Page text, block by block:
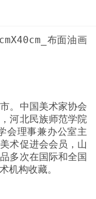
布面油画
。中国美术家协会
河北民族师范学院
会理事兼办公室主
术促进会会员，山
多次在国际和全国
机构收藏。